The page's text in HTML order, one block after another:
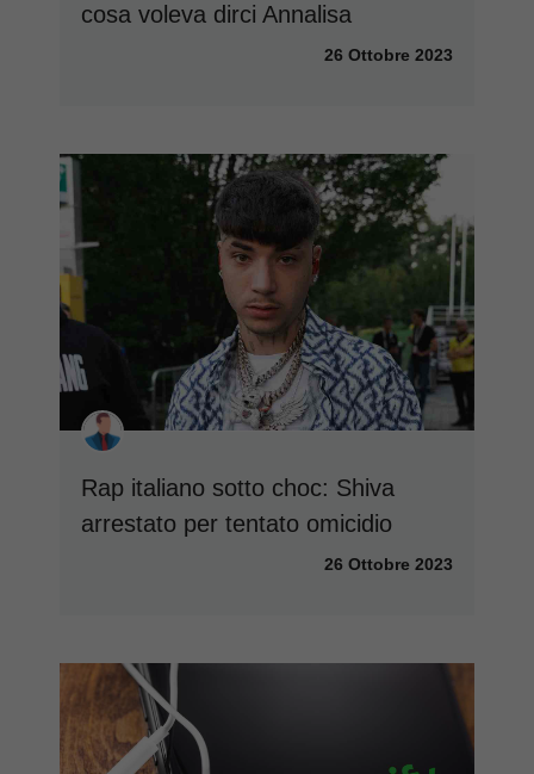
cosa voleva dirci Annalisa
26 Ottobre 2023
Rap italiano sotto choc: Shiva
arrestato per tentato omicidio
26 Ottobre 2023